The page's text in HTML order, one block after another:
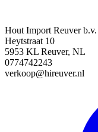
Hout Import Reuver b.v.
Heytstraat 10
5953 KL Reuver, NL
0774742243
verkoop@hireuver.nl